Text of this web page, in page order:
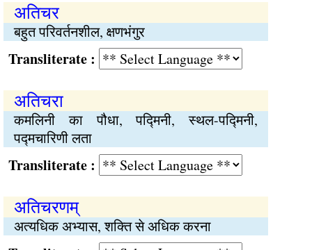
अतिचर
बहुत परिवर्तनशील, क्षणभंगुर
:
अतिचरा
कमलिनी का पौधा, पद्मिनी, स्थल-पद्मिनी,
पद्मचारिणी लता
:
अतिचरणम्
अत्यधिक अभ्यास, शक्ति से अधिक करना